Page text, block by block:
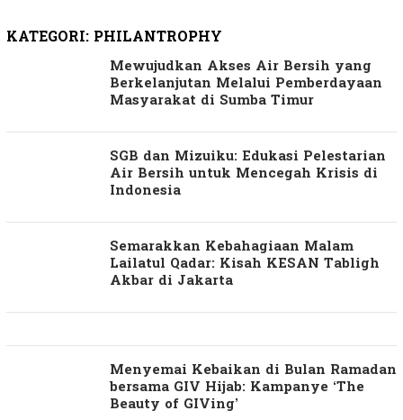
KATEGORI: PHILANTROPHY
Mewujudkan Akses Air Bersih yang
Berkelanjutan Melalui Pemberdayaan
Masyarakat di Sumba Timur
SGB dan Mizuiku: Edukasi Pelestarian
Air Bersih untuk Mencegah Krisis di
Indonesia
Semarakkan Kebahagiaan Malam
Lailatul Qadar: Kisah KESAN Tabligh
Akbar di Jakarta
Menyemai Kebaikan di Bulan Ramadan
bersama GIV Hijab: Kampanye ‘The
Beauty of GIVing’